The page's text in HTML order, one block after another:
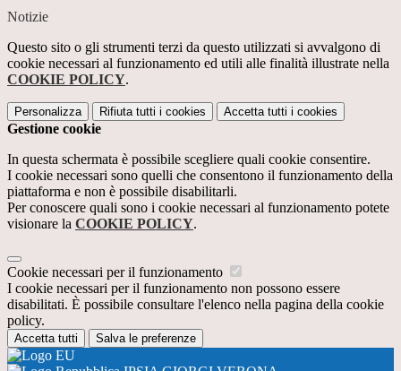
Notizie
Questo sito o gli strumenti terzi da questo utilizzati si avvalgono di
cookie necessari al funzionamento ed utili alle finalità illustrate nella
COOKIE POLICY.
Personalizza Rifiuta tutti i cookies Accetta tutti i cookies
Gestione cookie
In questa schermata è possibile scegliere quali cookie consentire.
I cookie necessari sono quelli che consentono il funzionamento della
piattaforma e non è possibile disabilitarli.
Per conoscere quali sono i cookie necessari al funzionamento potete
visionare la COOKIE POLICY.
Cookie necessari per il funzionamento
I cookie necessari per il funzionamento non possono essere
disabilitati. È possibile consultare l'elenco nella pagina della cookie
policy.
Accetta tutti Salva le preferenze